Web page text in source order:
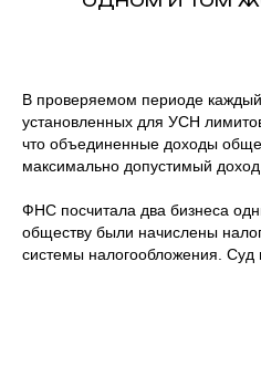
В проверяемом периоде
установленных для УСН
что объединенные доходы
максимально допустимый
ФНС посчитала два бизнеса
обществу были начислены
системы налогообложения.